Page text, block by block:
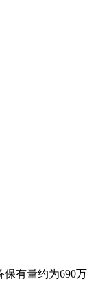
保有量约为690万